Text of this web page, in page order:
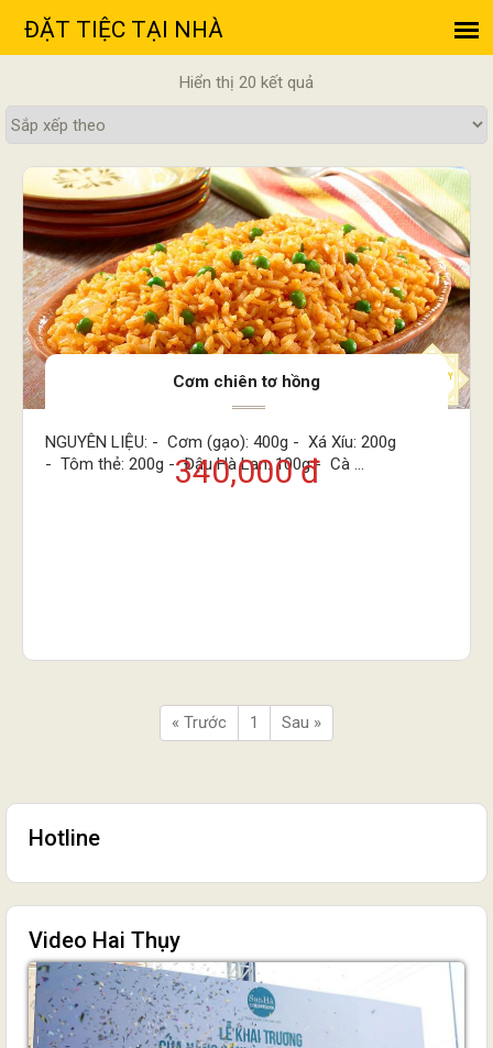
Hiển thị 20 kết quả
Cơm chiên tơ hồng
NGUYÊN LIỆU: - Cơm (gạo): 400g - Xá Xíu: 200g
- Tôm thẻ: 200g - Đậu Hà Lan: 100g - Cà ...
340,000 đ
« Trước 1 Sau »
Hotline
Video Hai Thụy